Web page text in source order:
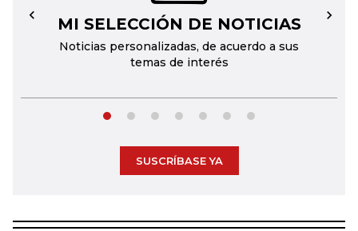
MI SELECCIÓN DE NOTICIAS
Noticias personalizadas, de acuerdo a sus
temas de interés
← →
SUSCRÍBASE YA